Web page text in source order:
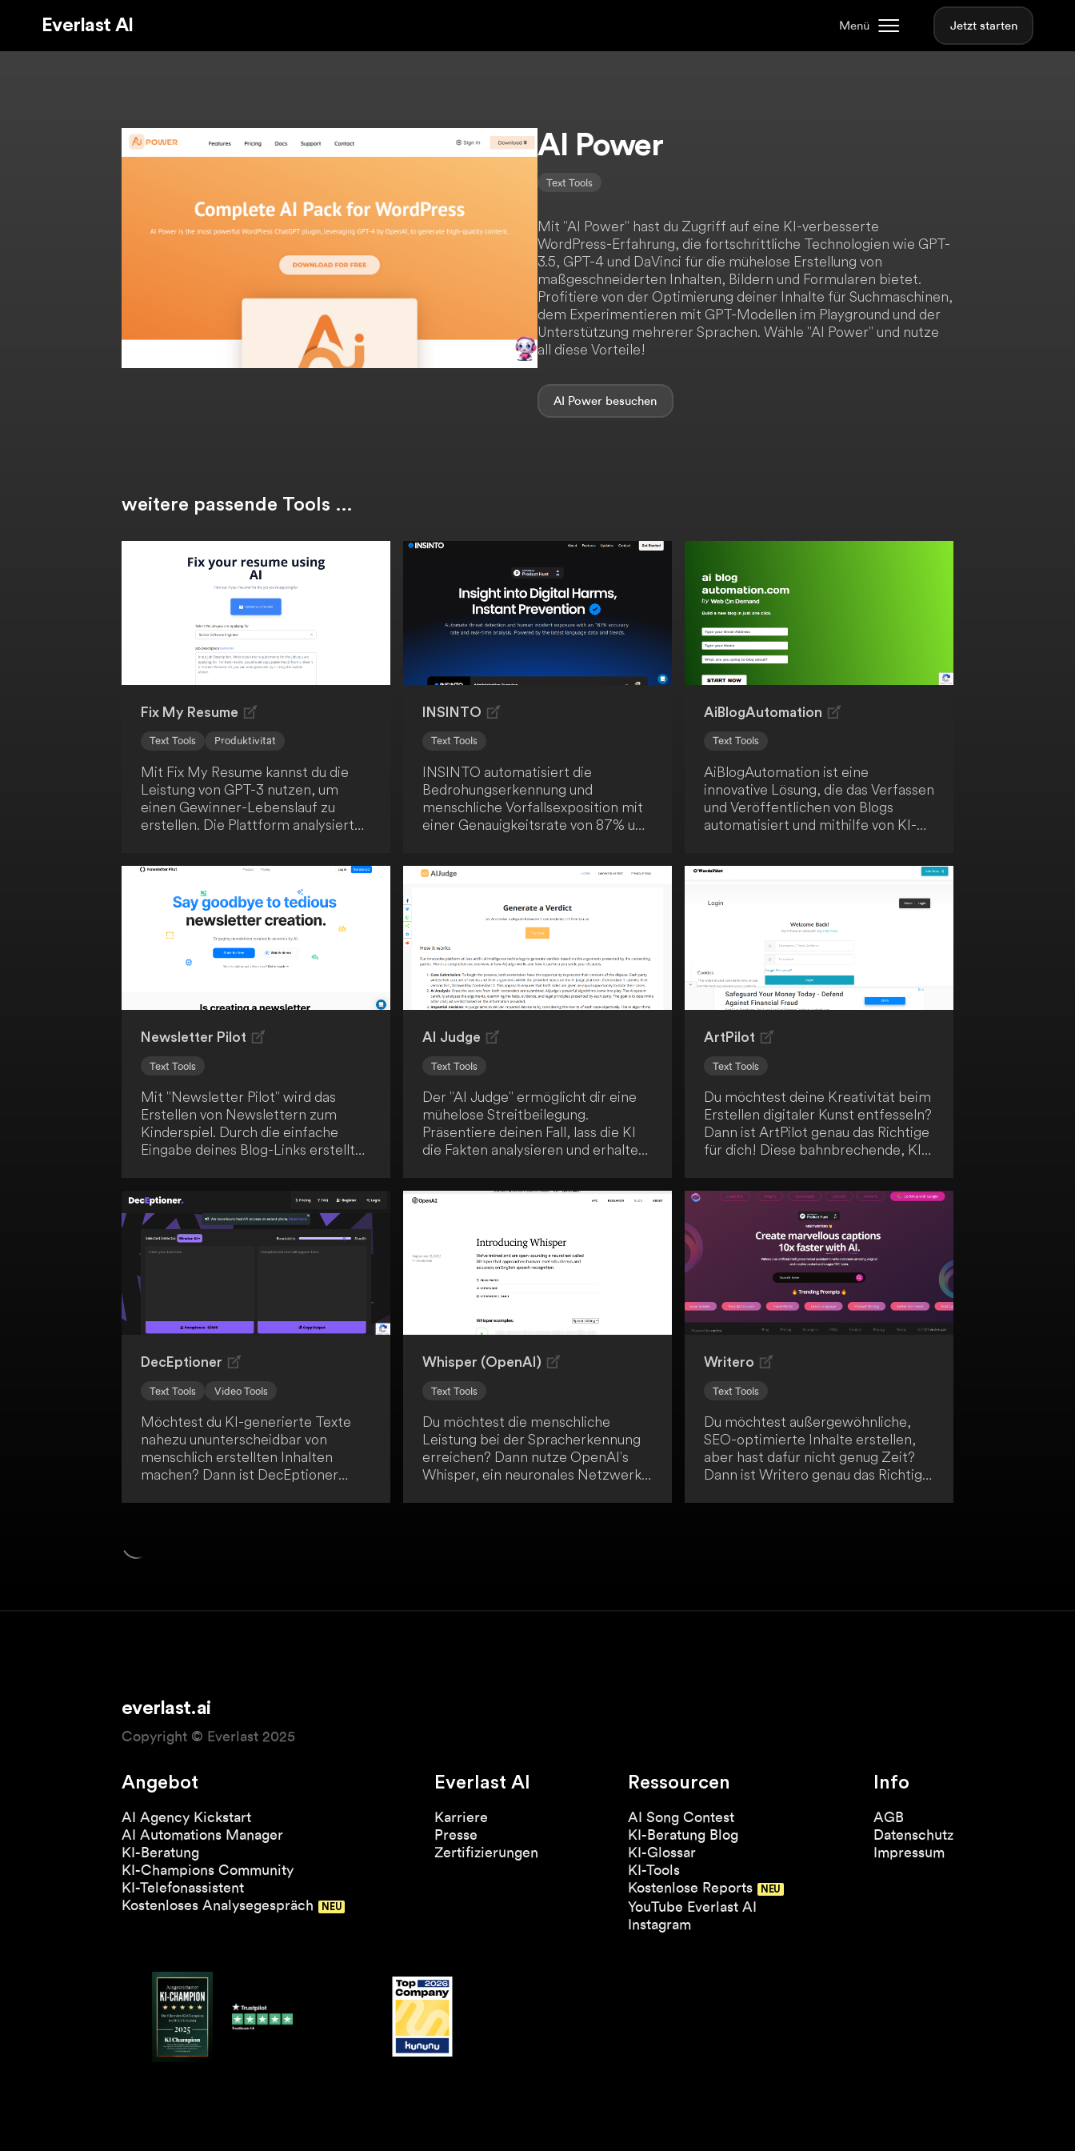
Everlast AI Menü Jetzt starten
AI Power
Text Tools
Mit "AI Power" hast du Zugriff auf eine KI-verbesserte
WordPress-Erfahrung, die fortschrittliche Technologien wie GPT-
3.5, GPT-4 und DaVinci für die mühelose Erstellung von
maßgeschneiderten Inhalten, Bildern und Formularen bietet.
Profitiere von der Optimierung deiner Inhalte für Suchmaschinen,
dem Experimentieren mit GPT-Modellen im Playground und der
Unterstützung mehrerer Sprachen. Wähle "AI Power" und nutze
all diese Vorteile!
AI Power
weitere passende Tools …
Fix My Resume
Text Tools Produktivität
Mit Fix My Resume kannst du die
Leistung von GPT-3 nutzen, um
einen Gewinner-Lebenslauf zu
erstellen. Die Plattform analysiert
personalisierte Tipps, um deine
Erfolgsaussichten zu verbessern.
Verbessere deine Job-Suche und
erreiche heute deinen Traumjob!
INSINTO
Text Tools
INSINTO automatisiert die
Bedrohungserkennung und
menschliche Vorfallsexposition mit
einer Genauigkeitsrate von 87% und
Sprachdaten und Trends. Ein
Cybersicherheit.
AiBlogAutomation
Text Tools
AiBlogAutomation ist eine
innovative Lösung, die das Verfassen
und Veröffentlichen von Blogs
automatisiert und mithilfe von KI-
macht. Du sparst Zeit und Mühe mit
einem effizienten Workflow und
benötigst keine technische
Expertise. Die Anwendung ist ideal
für Blogger, die ihren Prozess
automatisieren möchten, und
Einsteiger, die ohne technisches
Know-how bloggen wollen.
Newsletter Pilot
Text Tools
Mit "Newsletter Pilot" wird das
Erstellen von Newslettern zum
Kinderspiel. Durch die einfache
Eingabe deines Blog-Links erstellt
markengerechte Vorlagen. Das
mühsame und manuelle Schreiben
von Newslettern gehört somit der
Vergangenheit an.
AI Judge
Text Tools
Der "AI Judge" ermöglicht dir eine
mühelose Streitbeilegung.
Präsentiere deinen Fall, lass die KI
die Fakten analysieren und erhalte
kostenfreie Konfliktlösungen,
Intelligenz.
ArtPilot
Text Tools
Du möchtest deine Kreativität beim
Erstellen digitaler Kunst entfesseln?
Dann ist ArtPilot genau das Richtige
für dich! Diese bahnbrechende, KI-
und Avatare zum Leben zu
erwecken. Mit ArtPilot
revolutionierst du das Gestalten
digitaler Kunst.
DecEptioner
Text Tools Video Tools
Möchtest du KI-generierte Texte
nahezu ununterscheidbar von
menschlich erstellten Inhalten
machen? Dann ist DecEptioner
die allgemeine Qualität von KI-
Whisper (OpenAI)
Text Tools
Du möchtest die menschliche
Leistung bei der Spracherkennung
erreichen? Dann nutze OpenAI's
Whisper, ein neuronales Netzwerk,
Writero
Text Tools
Du möchtest außergewöhnliche,
SEO-optimierte Inhalte erstellen,
aber hast dafür nicht genug Zeit?
Dann ist Writero genau das Richtige
everlast.ai
Copyright © Everlast 2025
Angebot
AI Agency Kickstart
AI Automations Manager
KI-Beratung
KI-Champions Community
KI-Telefonassistent
Kostenloses Analysegespräch
Everlast AI
Karriere
Presse
Zertifizierungen
Ressourcen
AI Song Contest
KI-Beratung Blog
KI-Glossar
KI-Tools
Kostenlose Reports
YouTube Everlast AI
Instagram
Info
AGB
Datenschutz
Impressum